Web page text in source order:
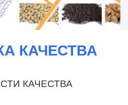
КАЧЕСТВА
КАЧЕСТВА